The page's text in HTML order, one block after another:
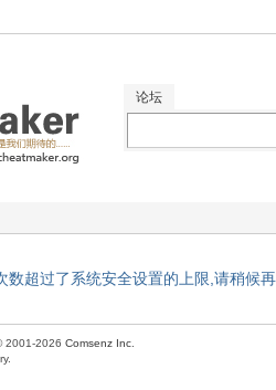
论坛
数超过了系统安全设置的上限,请稍候
2001-2026 Comsenz Inc